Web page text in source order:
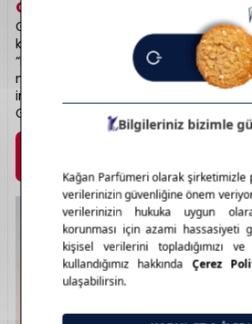
GUERLAIN
Guerlain, 1828’den beri parfüm
köklü bir Fransız markasıdır. “Mon
“L’Homme Ideal” gibi serileriyle
notalar, zarif şişeler ve yüksek kaliteli
imzasıdır. Cilt bakım ürünleriyle de
Gelenekten gelen koku zarafeti: